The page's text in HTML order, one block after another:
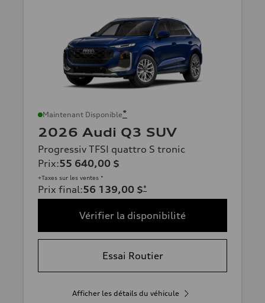
Maintenant Disponible*
2026 Audi Q3 SUV
Progressiv TFSI quattro S tronic
Prix:55 640,00 $
+Taxes sur les ventes *
Prix final:56 139,00 $*
Vérifier la disponibilité
Essai Routier
Afficher les détails du véhicule